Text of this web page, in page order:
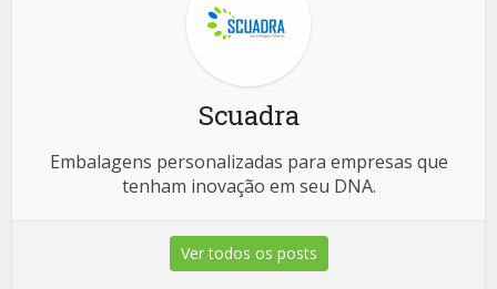
Scuadra
Embalagens personalizadas para empresas que
tenham inovação em seu DNA.
Ver todos os posts